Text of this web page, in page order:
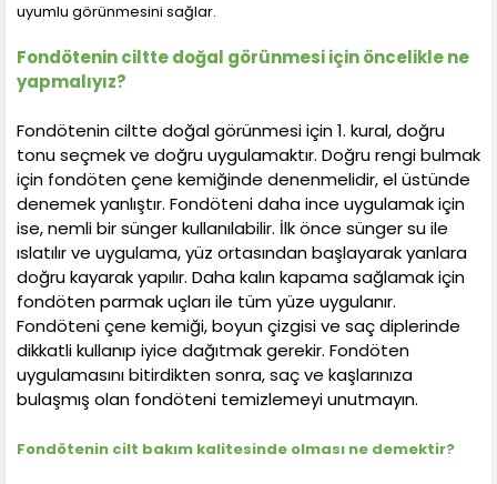
uyumlu görünmesini sağlar.
Fondötenin ciltte doğal görünmesi için öncelikle ne
yapmalıyız?
Fondötenin ciltte doğal görünmesi için 1. kural, doğru
tonu seçmek ve doğru uygulamaktır. Doğru rengi bulmak
için fondöten çene kemiğinde denenmelidir, el üstünde
denemek yanlıştır. Fondöteni daha ince uygulamak için
ise, nemli bir sünger kullanılabilir. İlk önce sünger su ile
ıslatılır ve uygulama, yüz ortasından başlayarak yanlara
doğru kayarak yapılır. Daha kalın kapama sağlamak için
fondöten parmak uçları ile tüm yüze uygulanır.
Fondöteni çene kemiği, boyun çizgisi ve saç diplerinde
dikkatli kullanıp iyice dağıtmak gerekir. Fondöten
uygulamasını bitirdikten sonra, saç ve kaşlarınıza
bulaşmış olan fondöteni temizlemeyi unutmayın.
Fondötenin cilt bakım kalitesinde olması ne demektir?